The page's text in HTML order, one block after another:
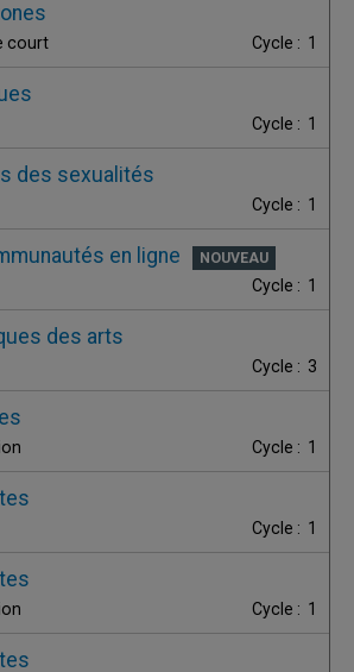
court 1
1
des sexualités
1
en ligne
1
des arts
3
1
1
1